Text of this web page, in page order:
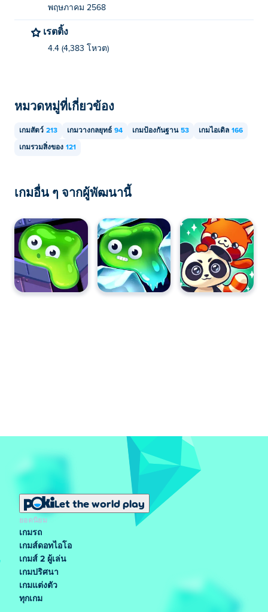
เดสก์ท็อปได้หรือไม่?
สามารถเล่น Bufo Merge ได้บนคอมพิวเตอร์และอุปกรณ์
พกพาเช่นโทรศัพท์และแท็บเล็ต
พฤษภาคม 2568
เรตติ้ง
4.4 (4,383 โหวต)
หมวดหมู่ที่เกี่ยวข้อง
เกมสัตว์ 213 เกมวางกลยุทธ์ 94 เกมป้องกันฐาน 53 เกมไอเดิล 166
เกมรวมสิ่งของ 121
เกมอื่น ๆ จากผู้พัฒนานี้
Let the world play
ยอดนิยม
เกมรถ
เกมส์ดอทไอโอ
เกมส์ 2 ผู้เล่น
เกมปริศนา
เกมแต่งตัว
ทุกเกม